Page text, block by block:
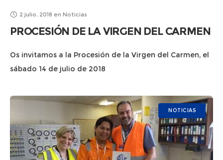
2 julio, 2018 en Noticias
PROCESIÓN DE LA VIRGEN DEL CARMEN
Os invitamos a la Procesión de la Virgen del Carmen, el
sábado 14 de julio de 2018
NOTICIAS